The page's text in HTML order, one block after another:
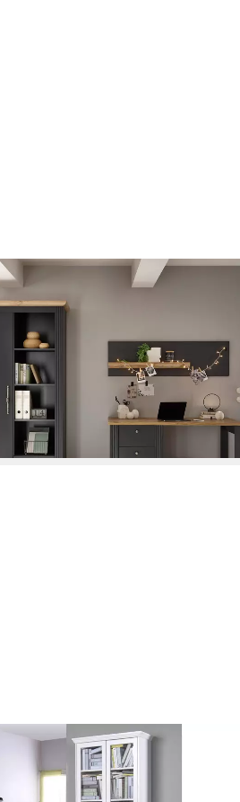
by Otto
1.589,99 €
bei dir
weiß mit 2 Schubkästen
cm